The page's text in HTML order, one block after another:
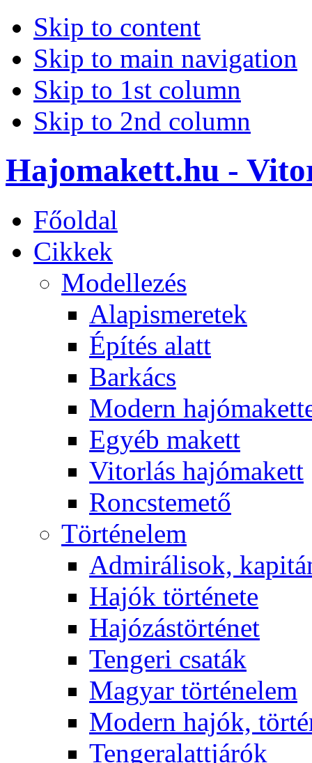
Skip to content
Skip to main navigation
Skip to 1st column
Skip to 2nd column
Hajomakett.hu -
Főoldal
Cikkek
Modellezés
Alapismeretek
Építés alatt
Barkács
Modern
Egyéb makett
Vitorlás hajómakett
Roncstemető
Történelem
Admirálisok,
Hajók története
Hajózástörténet
Tengeri csaták
Magyar történelem
Modern hajók,
Tengeralattjárók